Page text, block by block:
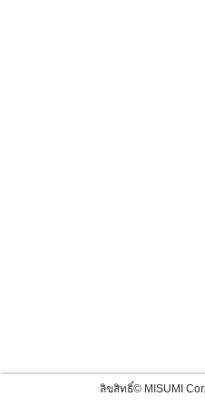
ลิขสิทธิ์© MISUMI